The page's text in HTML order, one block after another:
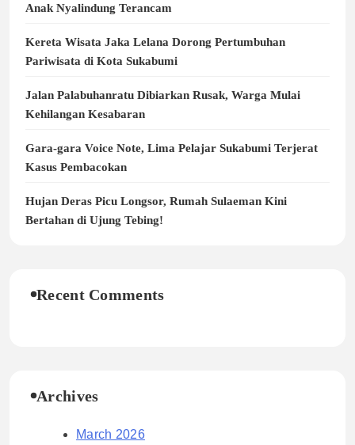
Anak Nyalindung Terancam
Kereta Wisata Jaka Lelana Dorong Pertumbuhan
Pariwisata di Kota Sukabumi
Jalan Palabuhanratu Dibiarkan Rusak, Warga Mulai
Kehilangan Kesabaran
Gara-gara Voice Note, Lima Pelajar Sukabumi Terjerat
Kasus Pembacokan
Hujan Deras Picu Longsor, Rumah Sulaeman Kini
Bertahan di Ujung Tebing!
Recent Comments
Archives
March 2026